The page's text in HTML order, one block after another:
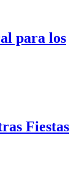
para los
Fiestas